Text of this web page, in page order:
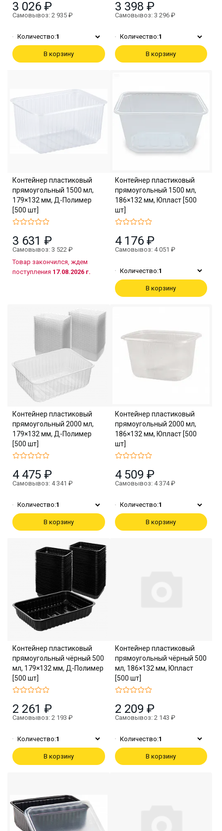
3 026 ₽
Самовывоз: 2 935 ₽
Количество:1
В корзину
3 398 ₽
Самовывоз: 3 296 ₽
Количество:1
В корзину
Контейнер пластиковый
прямоугольный 1500 мл,
179×132 мм, Д-Полимер
[500 шт]
3 631 ₽
Самовывоз: 3 522 ₽
Товар закончился, ждем
поступления 17.08.2026 г.
Контейнер пластиковый
прямоугольный 1500 мл,
186×132 мм, Юпласт [500
шт]
4 176 ₽
Самовывоз: 4 051 ₽
Количество:1
В корзину
Контейнер пластиковый
прямоугольный 2000 мл,
179×132 мм, Д-Полимер
[500 шт]
4 475 ₽
Самовывоз: 4 341 ₽
Количество:1
В корзину
Контейнер пластиковый
прямоугольный 2000 мл,
186×132 мм, Юпласт [500
шт]
4 509 ₽
Самовывоз: 4 374 ₽
Количество:1
В корзину
Контейнер пластиковый
прямоугольный чёрный 500
мл, 179×132 мм, Д-Полимер
[500 шт]
2 261 ₽
Самовывоз: 2 193 ₽
Количество:1
В корзину
Контейнер пластиковый
прямоугольный чёрный 500
мл, 186×132 мм, Юпласт
[500 шт]
2 209 ₽
Самовывоз: 2 143 ₽
Количество:1
В корзину